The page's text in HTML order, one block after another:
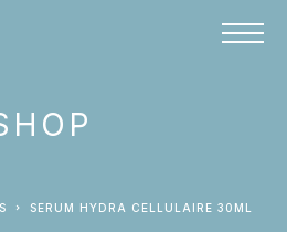
SERUM HYDRA CELLULAIRE 30ML